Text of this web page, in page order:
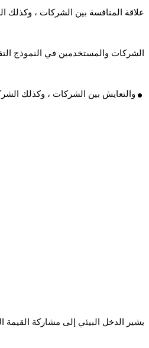
علاقة المنافسة بين الشركات ، وكذلك
الشركات والمستخدمين في النموذج
والتعايش بين الشركات ، وكذلك .
يشير الدخل البيئي إلى مشاركة القيمة